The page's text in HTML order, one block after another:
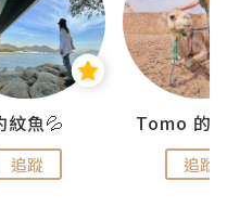
紋魚💦
追蹤 追蹤